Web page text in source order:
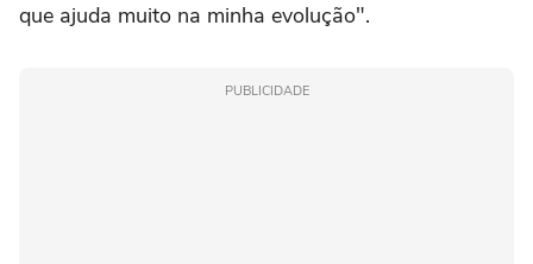
que ajuda muito na minha evolução".
PUBLICIDADE